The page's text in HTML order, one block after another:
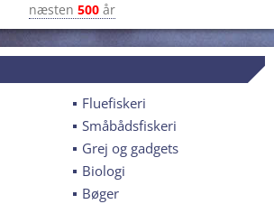
næsten 500 år
Fluefiskeri
Småbådsfiskeri
Grej og gadgets
Biologi
Bøger